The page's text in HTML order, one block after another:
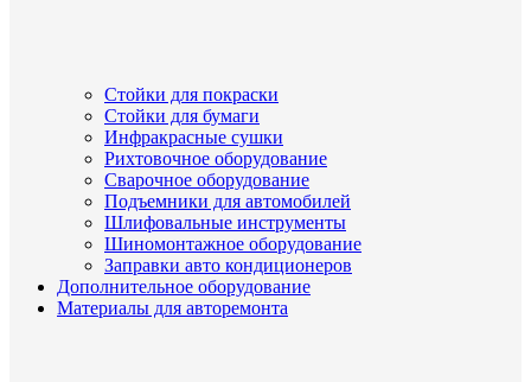
Стойки для покраски
Стойки для бумаги
Инфракрасные сушки
Рихтовочное оборудование
Сварочное оборудование
Подъемники для автомобилей
Шлифовальные инструменты
Шиномонтажное оборудование
Заправки авто кондиционеров
Дополнительное оборудование
Материалы для авторемонта